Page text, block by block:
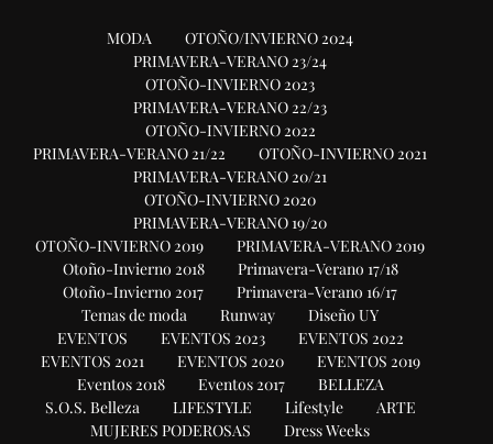
MODA
OTOÑO/INVIERNO 2024
PRIMAVERA-VERANO 23/24
OTOÑO-INVIERNO 2023
PRIMAVERA-VERANO 22/23
OTOÑO-INVIERNO 2022
PRIMAVERA-VERANO 21/22
OTOÑO-INVIERNO 2021
PRIMAVERA-VERANO 20/21
OTOÑO-INVIERNO 2020
PRIMAVERA-VERANO 19/20
OTOÑO-INVIERNO 2019
PRIMAVERA-VERANO 2019
Otoño-Invierno 2018
Primavera-Verano 17/18
Otoño-Invierno 2017
Primavera-Verano 16/17
Temas de moda
Runway
Diseño UY
EVENTOS
EVENTOS 2023
EVENTOS 2022
EVENTOS 2021
EVENTOS 2020
EVENTOS 2019
Eventos 2018
Eventos 2017
BELLEZA
S.O.S. Belleza
LIFESTYLE Lifestyle
ARTE
MUJERES PODEROSAS
Dress Weeks